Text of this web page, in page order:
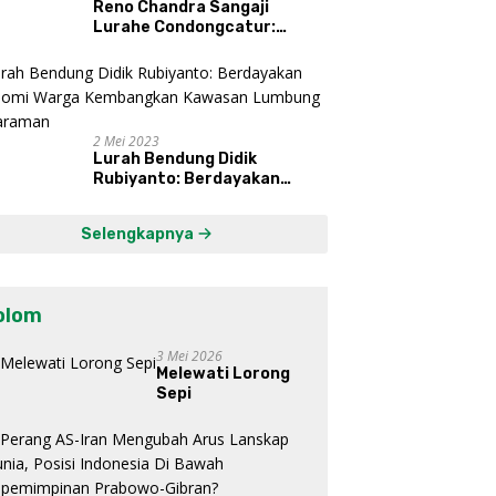
Reno Chandra Sangaji
Lurahe Condongcatur:
Proses, Dengarkan Suara
Masyarakat, dan Syukuri
Hasil
2 Mei 2023
Lurah Bendung Didik
Rubiyanto: Berdayakan
Mataraman
Selengkapnya
3 Mei 2026
Melewati Lorong
Sepi